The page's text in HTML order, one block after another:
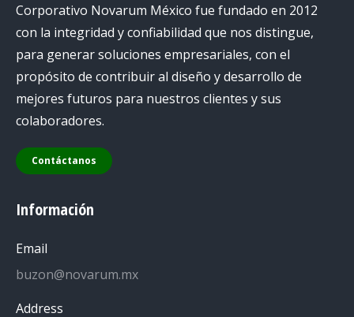
Corporativo Novarum México fue fundado en 2012
con la integridad y confiabilidad que nos distingue,
para generar soluciones empresariales, con el
propósito de contribuir al diseño y desarrollo de
mejores futuros para nuestros clientes y sus
colaboradores.
Contáctanos
Información
Email
buzon@novarum.mx
Address